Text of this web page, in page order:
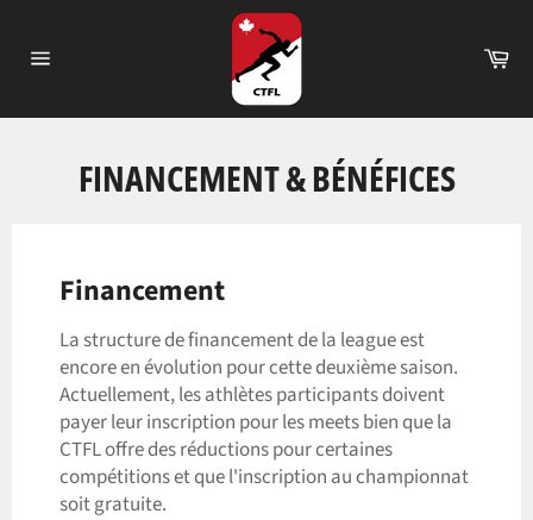
contenu
FINANCEMENT & BÉNÉFICES
Financement
La structure de financement de la league est
encore en évolution pour cette deuxième saison.
Actuellement, les athlètes participants doivent
payer leur inscription pour les meets bien que la
CTFL offre des réductions pour certaines
compétitions et que l'inscription au championnat
soit gratuite.